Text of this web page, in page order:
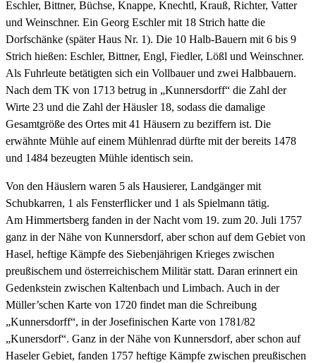
Eschler, Bittner, Büchse, Knappe, Knechtl, Krauß, Richter, Vatter
und Weinschner. Ein Georg Eschler mit 18 Strich hatte die
Dorfschänke (später Haus Nr. 1). Die 10 Halb-Bauern mit 6 bis 9
Strich hießen: Eschler, Bittner, Engl, Fiedler, Lößl und Weinschner.
Als Fuhrleute betätigten sich ein Vollbauer und zwei Halbbauern.
Nach dem TK von 1713 betrug in „Kunnersdorff“ die Zahl der
Wirte 23 und die Zahl der Häusler 18, sodass die damalige
Gesamtgröße des Ortes mit 41 Häusern zu beziffern ist. Die
erwähnte Mühle auf einem Mühlenrad dürfte mit der bereits 1478
und 1484 bezeugten Mühle identisch sein.
Von den Häuslern waren 5 als Hausierer, Landgänger mit
Schubkarren, 1 als Fensterflicker und 1 als Spielmann tätig.
Am Himmertsberg fanden in der Nacht vom 19. zum 20. Juli 1757
ganz in der Nähe von Kunnersdorf, aber schon auf dem Gebiet von
Hasel, heftige Kämpfe des Siebenjährigen Krieges zwischen
preußischem und österreichischem Militär statt. Daran erinnert ein
Gedenkstein zwischen Kaltenbach und Limbach. Auch in der
Müller’schen Karte von 1720 findet man die Schreibung
„Kunnersdorff“, in der Josefinischen Karte von 1781/82
„Kunersdorf“. Ganz in der Nähe von Kunnersdorf, aber schon auf
Haseler Gebiet, fanden 1757 heftige Kämpfe zwischen preußischen